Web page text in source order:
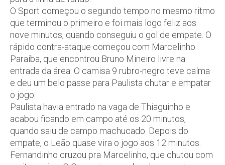
O Sport começou o segundo tempo no mesmo ritmo
que terminou o primeiro e foi mais logo feliz aos
nove minutos, quando conseguiu o gol de empate. O
rápido contra-ataque começou com Marcelinho
Paraíba, que encontrou Bruno Mineiro livre na
entrada da área. O camisa 9 rubro-negro teve calma
e deu um belo passe para Paulista chutar e empatar
o jogo.
Paulista havia entrado na vaga de Thiaguinho e
acabou ficando em campo até os 20 minutos,
quando saiu de campo machucado. Depois do
empate, o Leão quase vira o jogo aos 12 minutos.
Fernandinho cruzou pra Marcelinho, que chutou com